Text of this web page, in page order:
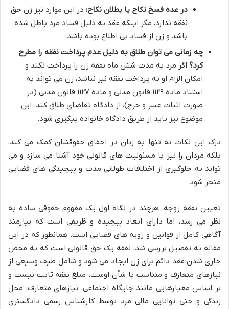
در عده فسخ نکاح یا بطلان نکاح: در این موارد نیز زن حق
نفقه ندارد، مگر اینکه عقد به دلیل فساد مرد باطل شده
باشد و زن از فساد بی اطلاع بوده باشد.
چه زمانی می توان طلاق به دلیل عدم پرداخت نفقه را مطرح
کرد؟ اگر مرد به مدت شش ماه نفقه زن را پرداخت نکند و
امکان الزام او به پرداخت نفقه نیز نباشد، زن می تواند به
استناد ماده ۱۱۲۹ قانون مدنی و ماده ۱۱۲۷ قانون مدنی (در
صورت اثبات عسر و حرج)، از دادگاه تقاضای طلاق کند. این
موضوع نیز باید از طریق دادگاه خانواده پیگیری شود.
درک این نکات نه تنها به زنان در احقاق حقوقشان کمک می کند،
بلکه مردان را نیز با مسئولیت های قانونی خود آشنا می سازد و می
تواند به جلوگیری از اختلافات طولانی مدت و پیچیدگی های قضایی
منجر شود.
تعیین نفقه زوجه، هرچند در نگاه اول یک مفهوم حقوقی ساده به
نظر می رسد، اما دارای ابعاد پیچیده و ظریفی است که نیازمند
آگاهی کامل از قوانین و رویه های قضایی است. همانطور که در این
مقاله به تفصیل بررسی شد، نفقه یک حق قانونی است که به محض
جاری شدن عقد دائم برای زن ایجاد می شود و شامل طیف وسیعی از
نیازهای متعارف و متناسب با شأن اوست. مبلغ نفقه ثابت نیست و
بر اساس معیارهایی مانند جایگاه اجتماعی، نیازهای متعارف، محل
زندگی و حتی توانایی مالی مرد توسط کارشناس رسمی دادگستری